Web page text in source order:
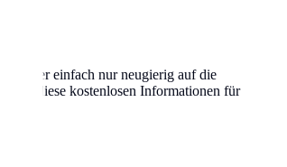
oder einfach nur neugierig auf die
Sie diese kostenlosen Informationen für